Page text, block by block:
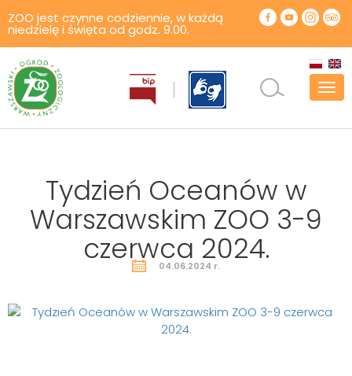
ZOO jest czynne codziennie, w każdą
niedzielę i święta od godz. 9.00.
Tydzień Oceanów w
Warszawskim ZOO 3-9
czerwca 2024.
04.06.2024 r.